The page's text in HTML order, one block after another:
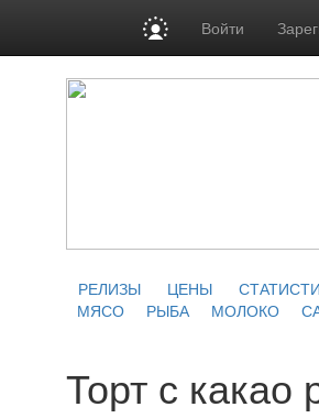
Войти
РЕЛИЗЫ
ЦЕНЫ
МЯСО
РЫБА МОЛОКО
Торт с какао